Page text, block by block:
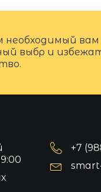
необходимый
выбр и
+7